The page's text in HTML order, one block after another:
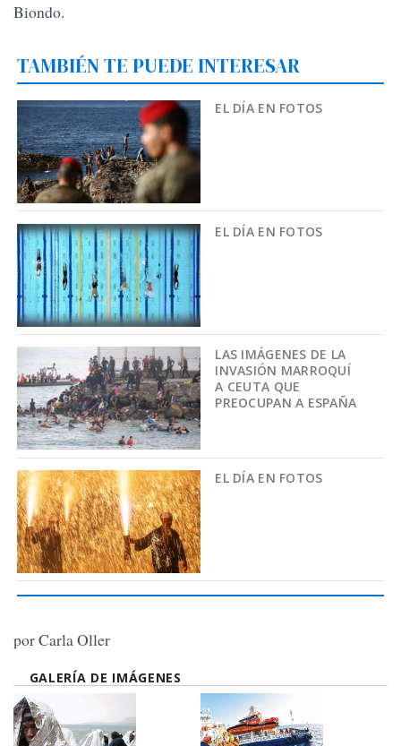
Biondo.
TAMBIÉN TE PUEDE INTERESAR
EL DÍA EN FOTOS
EL DÍA EN FOTOS
LAS IMÁGENES DE LA
INVASIÓN MARROQUÍ
A CEUTA QUE
PREOCUPAN A ESPAÑA
EL DÍA EN FOTOS
por Carla Oller
GALERÍA DE IMÁGENES